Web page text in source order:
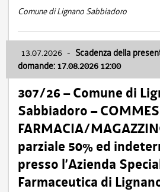
Comune di Lignano Sabbiadoro
13.07.2026 - Scadenza della
domande: 17.08.2026 12:00
307/26 – Comune di
Sabbiadoro –
FARMACIA/
parziale 50% ed
presso l’Azienda
Farmaceutica di